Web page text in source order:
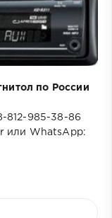
по России
812-985-38-86
или WhatsApp: